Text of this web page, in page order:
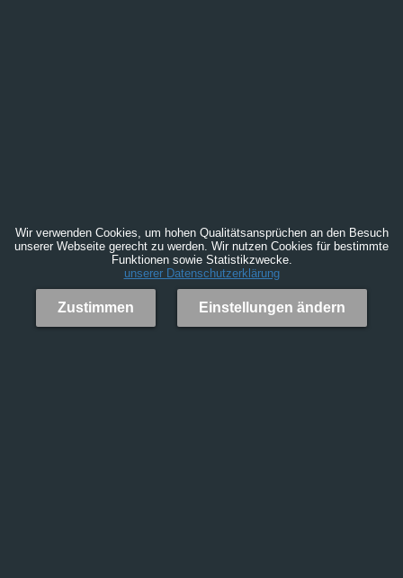
Wir verwenden Cookies, um hohen Qualitätsansprüchen an den Besuch
unserer Webseite gerecht zu werden. Wir nutzen Cookies für bestimmte
Funktionen sowie Statistikzwecke.
unserer Datenschutzerklärung
Zustimmen Einstellungen ändern